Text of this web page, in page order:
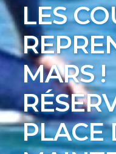
LES
MARS !
PLACE